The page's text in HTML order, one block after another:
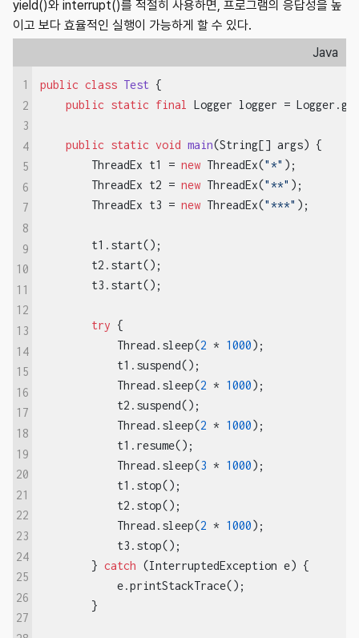
yield()와 interrupt()를 적절히 사용하면, 프로그램의 응답성을 높
이고 보다 효율적인 실행이 가능하게 할 수 있다.
Java
1
2
3
4
5
6
7
8
9
10
11
12
13
14
15
16
17
18
19
20
21
22
23
24
25
26
27
public class Test {
public static final Logger logger =
public static void main(String[] args) {
        ThreadEx t1 =
new ThreadEx("*" );
        ThreadEx t2 =
new ThreadEx("**" );
        ThreadEx t3 =
new ThreadEx("***" );
        t1.start();
        t2.start();
        t3.start();
try {
            Thread.sleep(
2 * 1000);
            t1.suspend();
            Thread.sleep(
2 * 1000);
            t2.suspend();
            Thread.sleep(
2 * 1000);
            t1.resume();
            Thread.sleep(
3 * 1000);
            t1.stop();
            t2.stop();
            Thread.sleep(
2 * 1000);
            t3.stop();
        }
catch (InterruptedException e) {
            e.printStackTrace();
        }